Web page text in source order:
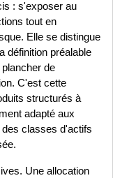
: s'exposer au
tout en
Elle se distingue
définition préalable
de
C'est cette
structurés à
adapté aux
classes d'actifs
Une allocation